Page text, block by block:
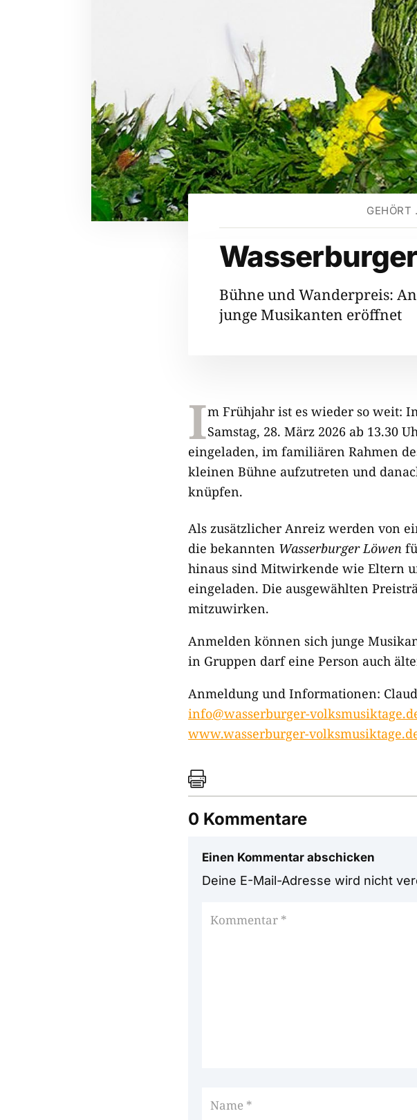
Bühne und Wanderpreis:
junge Musikanten eröffnet
Im Frühjahr ist es wieder so weit:
Samstag, 28. März 2026 ab 13.30
eingeladen, im familiären Rahmen
kleinen Bühne aufzutreten und
knüpfen.
Als zusätzlicher Anreiz werden von
die bekannten Wasserburger Löwen
hinaus sind Mitwirkende wie Eltern
eingeladen. Die ausgewählten
mitzuwirken.
Anmelden können sich junge
in Gruppen darf eine Person auch
Anmeldung und Informationen:
info@wasserburger-
www.wasserburger-

0 Kommentare
Einen Kommentar abschicken
Deine E-Mail-Adresse wird nicht